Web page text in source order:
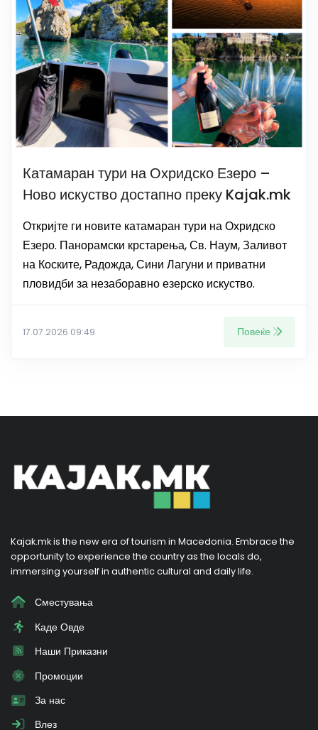
Катамаран тури на Охридско Езеро –
Ново искуство достапно преку Kajak.mk
Откријте ги новите катамаран тури на Охридско
Езеро. Панорамски крстарења, Св. Наум, Заливот
на Коските, Радожда, Сини Лагуни и приватни
пловидби за незаборавно езерско искуство.
17.07.2026 09:49 Повеќе
Kajak.mk is the new era of tourism in Macedonia. Embrace the
opportunity to experience the country as the locals do,
immersing yourself in authentic cultural and daily life.
Сместувања
Каде Овде
Наши Приказни
Промоции
За нас
Влез